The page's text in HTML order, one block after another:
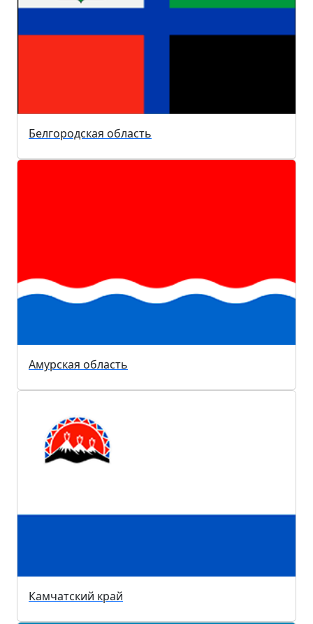
Белгородская область
Амурская область
Камчатский край